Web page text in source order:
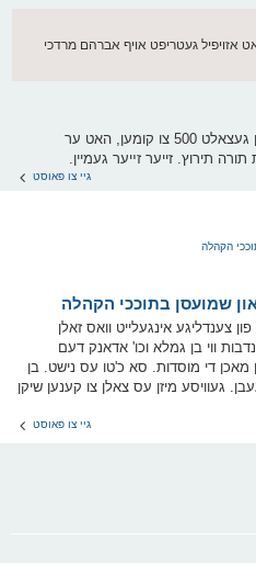
אזויפיל געטריפט אויף אברהם מרדכי
א נאכט פאר א מעמד ווי מענטשן האבן געצאלט 500 צו קומען, האט ער
תירוץ. זייער זײער געמיין.
גיי צו פאוסט
הקהלה
צענדליגע אינגעלייט וואס זאלן
נדבות ווי בן גמלא וכו' אדאנק דעם
מאכן די מוסדות. סא כ'טו עס נישט. בן
געוויסע מיזן עס צאלן צו קענען שיקן
גיי צו פאוסט